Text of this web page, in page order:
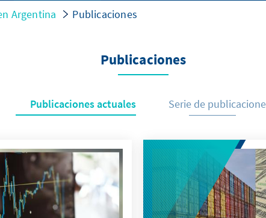
Argentina Publicaciones
Publicaciones
Publicaciones actuales Serie de